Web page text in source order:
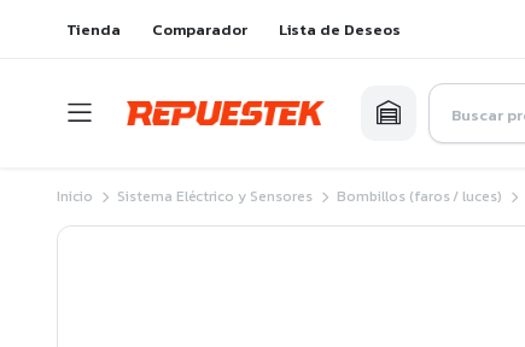
Tienda Comparador Lista de Deseos
Inicio Sistema Eléctrico y Sensores Bombillos (faros / luces)